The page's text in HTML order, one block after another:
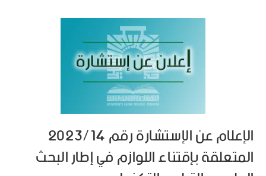
الإعلام عن الإستشارة رقم 2023/14
المتعلقة بإقتناء اللوازم في إطار البحث